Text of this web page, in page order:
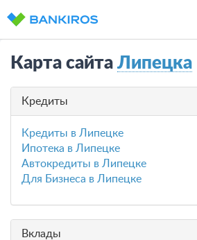
Карта сайта Липецка
Кредиты
Кредиты в Липецке
Ипотека в Липецке
Автокредиты в Липецке
Для Бизнеса в Липецке
Вклады